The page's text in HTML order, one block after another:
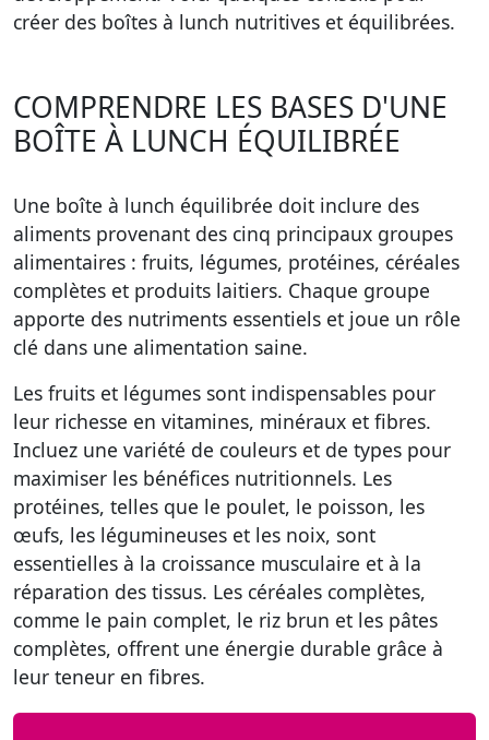
créer des boîtes à lunch nutritives et équilibrées.
COMPRENDRE LES BASES D'UNE
BOÎTE À LUNCH ÉQUILIBRÉE
Une boîte à lunch équilibrée doit inclure des
aliments provenant des cinq principaux groupes
alimentaires : fruits, légumes, protéines, céréales
complètes et produits laitiers. Chaque groupe
apporte des nutriments essentiels et joue un rôle
clé dans une alimentation saine.
Les fruits et légumes sont indispensables pour
leur richesse en vitamines, minéraux et fibres.
Incluez une variété de couleurs et de types pour
maximiser les bénéfices nutritionnels. Les
protéines, telles que le poulet, le poisson, les
œufs, les légumineuses et les noix, sont
essentielles à la croissance musculaire et à la
réparation des tissus. Les céréales complètes,
comme le pain complet, le riz brun et les pâtes
complètes, offrent une énergie durable grâce à
leur teneur en fibres.